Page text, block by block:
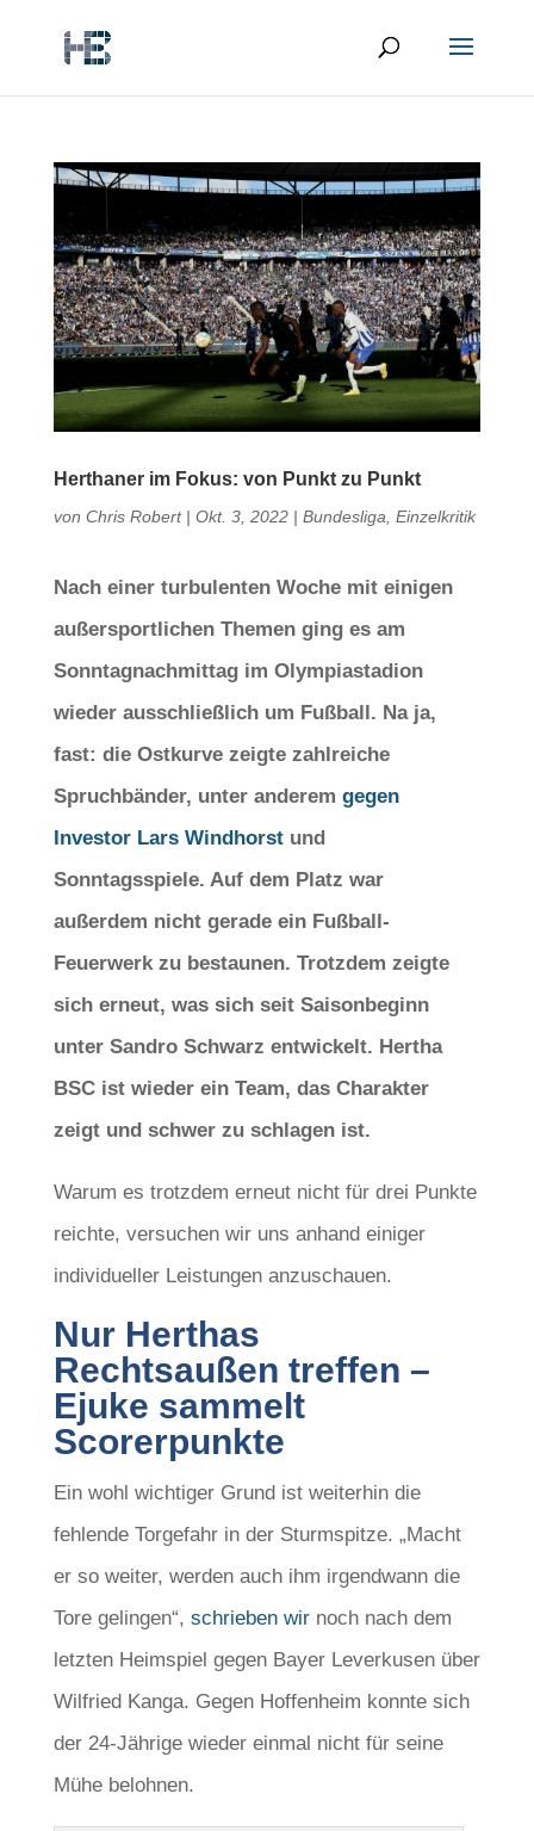
Herthaner im Fokus: von Punkt zu Punkt
von Chris Robert| Okt. 3, 2022| Bundesliga, Einzelkritik
Nach einer turbulenten Woche mit einigen
außersportlichen Themen ging es am
Sonntagnachmittag im Olympiastadion
wieder ausschließlich um Fußball. Na ja,
fast: die Ostkurve zeigte zahlreiche
Spruchbänder, unter anderem gegen
Investor Lars Windhorstund
Sonntagsspiele. Auf dem Platz war
außerdem nicht gerade ein Fußball-
Feuerwerk zu bestaunen. Trotzdem zeigte
sich erneut, was sich seit Saisonbeginn
unter Sandro Schwarz entwickelt. Hertha
BSC ist wieder ein Team, das Charakter
zeigt und schwer zu schlagen ist.
Warum es trotzdem erneut nicht für drei Punkte
reichte, versuchen wir uns anhand einiger
individueller Leistungen anzuschauen.
Nur Herthas
Rechtsaußen treffen –
Ejuke sammelt
Scorerpunkte
Ein wohl wichtiger Grund ist weiterhin die
fehlende Torgefahr in der Sturmspitze. „Macht
er so weiter, werden auch ihm irgendwann die
Tore gelingen“, schrieben wirnoch nach dem
letzten Heimspiel gegen Bayer Leverkusen über
Wilfried Kanga. Gegen Hoffenheim konnte sich
der 24-Jährige wieder einmal nicht für seine
Mühe belohnen.